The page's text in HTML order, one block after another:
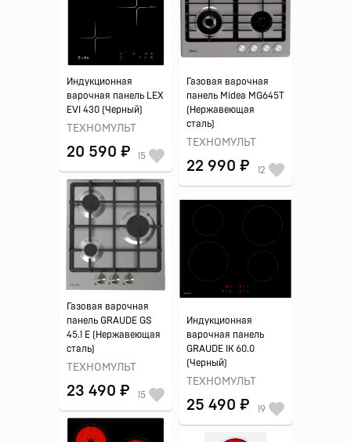
Индукционная
варочная панель LEX
EVI 430 (Черный)
ТЕХНОМУЛЬТ
20 590 ₽ 15
Газовая варочная
панель Midea MG645T
(Нержавеющая
сталь)
ТЕХНОМУЛЬТ
22 990 ₽ 12
Газовая варочная
панель GRAUDE GS
45.1 E (Нержавеющая
сталь)
ТЕХНОМУЛЬТ
23 490 ₽ 15
Индукционная
варочная панель
GRAUDE IK 60.0
(Черный)
ТЕХНОМУЛЬТ
25 490 ₽ 19